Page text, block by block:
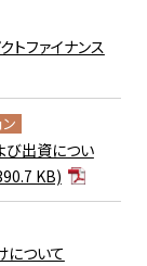
トファイナンス
び出資につい
KB)
について